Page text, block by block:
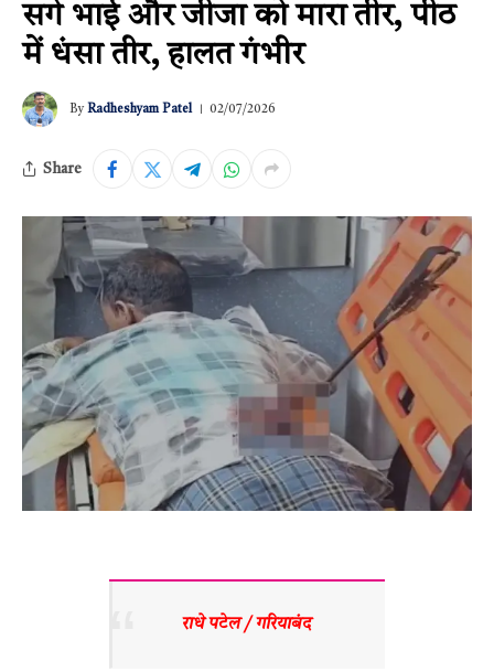
सगे भाई और जीजा को मारा तीर, पीठ
में धंसा तीर, हालत गंभीर
By Radheshyam Patel 02/07/2026
Share
राधे पटेल / गरियाबंद